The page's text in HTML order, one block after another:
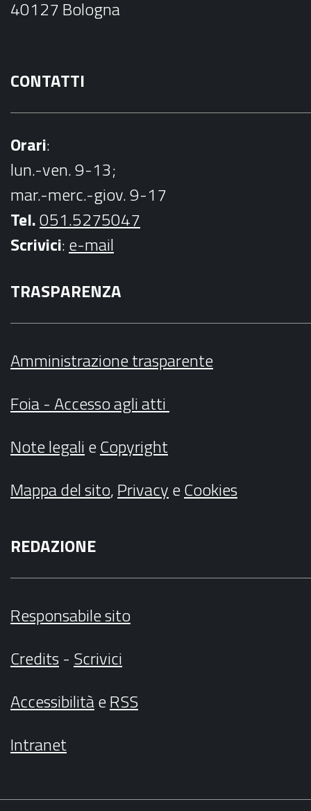
k
40127 Bologna
CONTATTI
Orari:
lun.-ven. 9-13;
mar.-merc.-giov. 9-17
Tel.051.5275047
Scrivici:e-mail
TRASPARENZA
Amministrazione trasparente
Foia - Accesso agli atti
Note legalieCopyright
Mappa del sito,PrivacyeCookies
REDAZIONE
Responsabile sito
Credits- Scrivici
AccessibilitàeRSS
Intranet